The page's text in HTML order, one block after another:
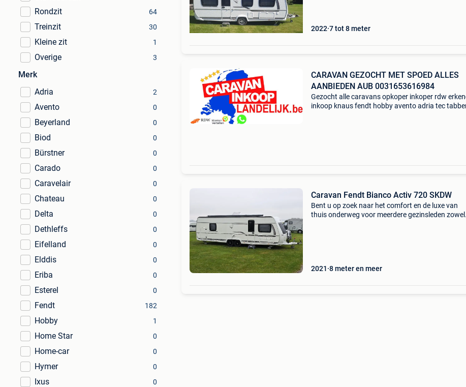
Rondzit 64
Treinzit 30
Kleine zit 1
Overige 3
Merk
Adria
2
Avento 0
Beyerland 0
Biod 0
Bürstner 0
Carado 0
Caravelair 0
Chateau 0
Delta 0
Dethleffs 0
Eifelland 0
Elddis 0
Eriba 0
Esterel 0
Fendt 182
Hobby 1
Home Star 0
Home-car 0
Hymer 0
Ixus 0
2022 7 tot 8 meter
CARAVAN GEZOCHT MET SPOED ALLES
AANBIEDEN AUB 0031653616984
Gezocht alle caravans opkoper inkoper rdw
inkoop knaus fendt hobby avento adria tec
Caravan Fendt Bianco Activ 720 SKDW
Bent u op zoek naar het comfort en de luxe van
thuis onderweg voor meerdere gezinsleden zowel
2021 8 meter en meer